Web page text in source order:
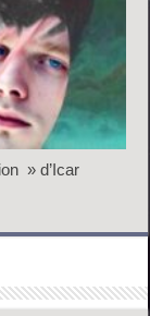
» d’Icar